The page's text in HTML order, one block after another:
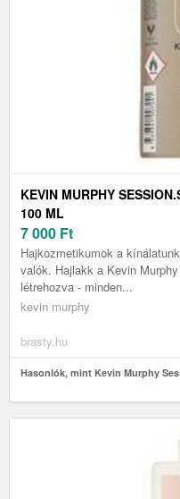
KEVIN MURPHY
100 ML
7 000 Ft
Hajkozmetikumok a
valók. Hajlakk a Kevin
létrehozva - minden...
kevin murphy
brasty.hu
Hasonlók, mint Kevin Murphy